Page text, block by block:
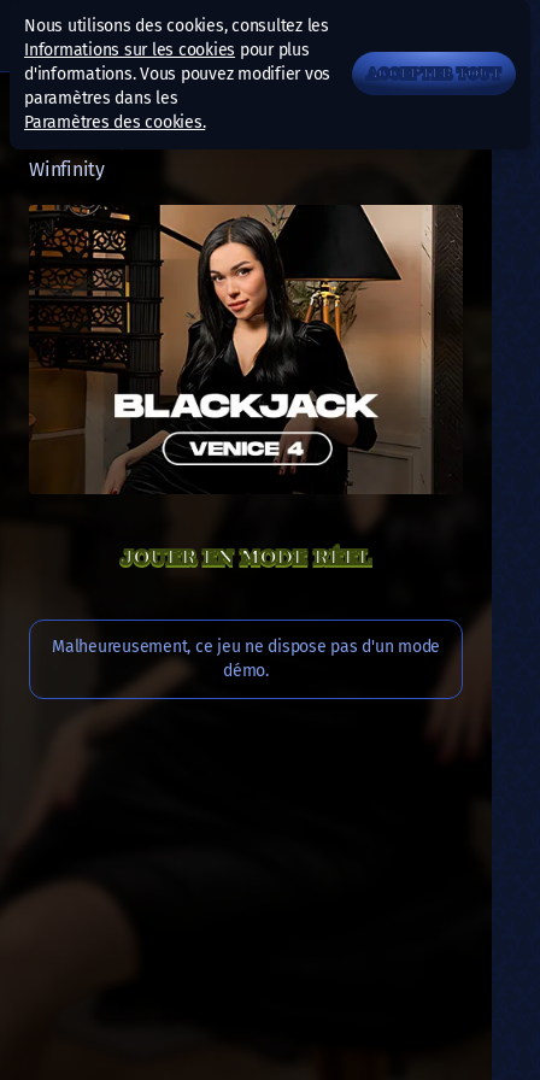
Venice BJ 4
Winfinity
JOUER EN MODE RÉEL
Malheureusement, ce jeu ne dispose pas d'un mode
démo.
Nous utilisons des cookies, consultez les
Informations sur les cookies pour plus
d'informations. Vous pouvez modifier vos
paramètres dans les
Paramètres des cookies.
ACCEPTER TOUT